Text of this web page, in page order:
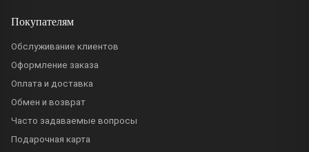
Покупателям
Обслуживание клиентов
Оформление заказа
Оплата и доставка
Обмен и возврат
Часто задаваемые вопросы
Подарочная карта